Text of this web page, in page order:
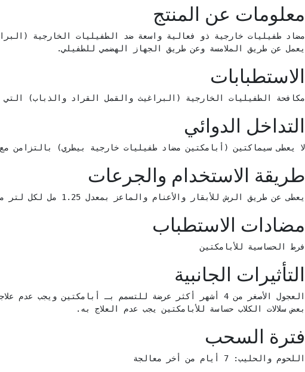
معلومات عن المنتج
يعمل عن طريق الملامسة وعن طريق الجهاز الهضمي للطفيلي.
الاستطبابات
مكافحة الطفيليات الخارجية (البراغيث والقمل القراد والذباب)
التداخل الدوائي
لا يعطى سيماكتين (أبامكتين مضاد طفيليات خارجية بيطري) بالتزامن
طريقة الاستخدام والجرعات
يعطى عن طريق الرش للأبقار والأعنام والماعز بمعدل 1.25 مل لكل لتر ماء
مضادات الاستطباب
فرط الحساسية للأبامكتين
التأثيرات الجانبية
بعض سلالات الكلاب حساسة للأبامكتين يجب عدم العلاج به.
فترة السحب
اللحوم والحليب: 7 أيام من أخر معالجة